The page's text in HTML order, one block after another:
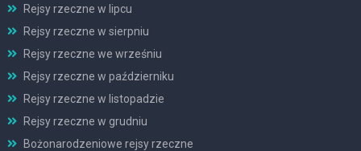
Rejsy rzeczne w lipcu
Rejsy rzeczne w sierpniu
Rejsy rzeczne we wrześniu
Rejsy rzeczne w październiku
Rejsy rzeczne w listopadzie
Rejsy rzeczne w grudniu
Bożonarodzeniowe rejsy rzeczne